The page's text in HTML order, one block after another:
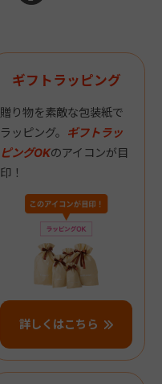
ギフトラッピング
贈り物を素敵な包装紙で
ラッピング。 ギフトラッ
ピングOKのアイコンが目
印！
詳しくはこちら